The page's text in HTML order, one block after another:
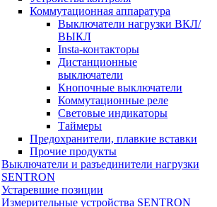
Коммутационная аппаратура
Выключатели нагрузки ВКЛ/
ВЫКЛ
Insta-контакторы
Дистанционные
выключатели
Кнопочные выключатели
Коммутационные реле
Световые индикаторы
Таймеры
Предохранители, плавкие вставки
Прочие продукты
Выключатели и разъединители нагрузки
SENTRON
Устаревшие позиции
Измерительные устройства SENTRON